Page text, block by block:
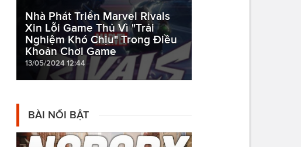
Nhà Phát Triển Marvel Rivals
Xin Lỗi Game Thủ Vì "Trải
Nghiệm Khó Chịu" Trong Điều
Khoản Chơi Game
13/05/2024 12:44
BÀI NỔI BẬT